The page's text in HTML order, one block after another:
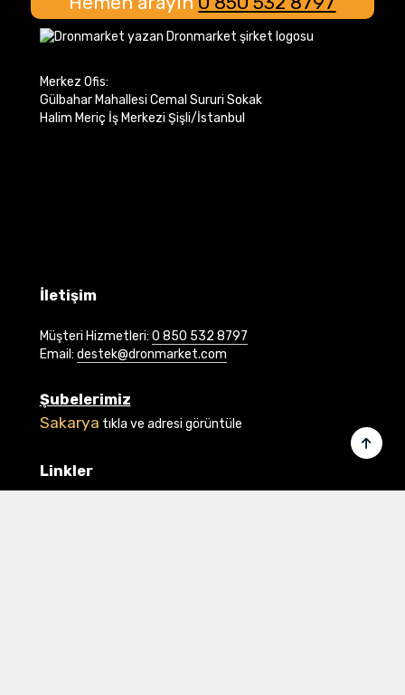
Merkez Ofis:
Gülbahar Mahallesi Cemal Sururi Sokak
Halim Meriç İş Merkezi Şişli/İstanbul
İletişim
Müşteri Hizmetleri: 0 850 532 8797
Email: destek@dronmarket.com
Şubelerimiz
Sakarya tıkla ve adresi görüntüle
Linkler